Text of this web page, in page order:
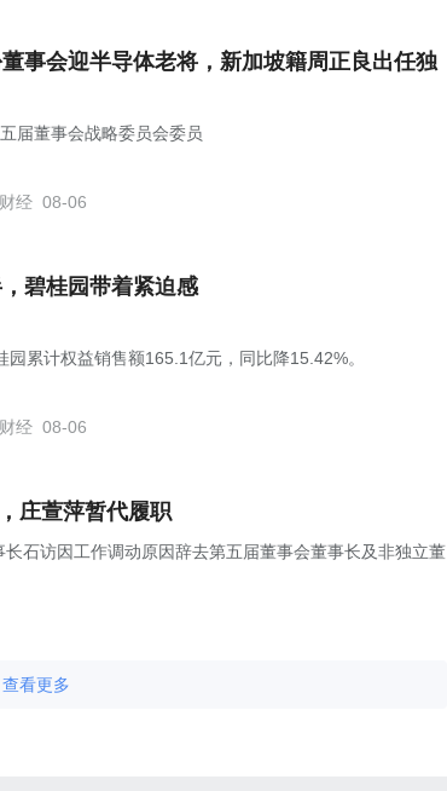
事会迎半导体老将，新加坡籍周正良出任独
届董事会战略委员会委员
经 08-06
碧桂园带着紧迫感
园累计权益销售额165.1亿元，同比降15.42%。
经 08-06
庄萱萍暂代履职
石访因工作调动原因辞去第五届董事会董事长及非独立董
查看更多